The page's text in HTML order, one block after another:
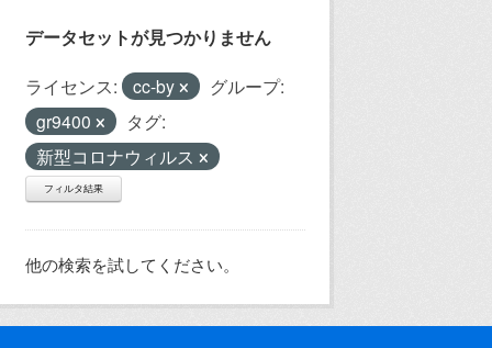
データセットが見つかりません
ライセンス: cc-by
グループ:
gr9400
タグ:
新型コロナウィルス
フィルタ結果
他の検索を試してください。